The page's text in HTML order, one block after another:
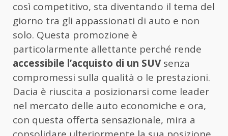
così competitivo, sta diventando il tema del
giorno tra gli appassionati di auto e non
solo. Questa promozione è
particolarmente allettante perché rende
accessibile l’acquisto di un SUVsenza
compromessi sulla qualità o le prestazioni.
Dacia è riuscita a posizionarsi come leader
nel mercato delle auto economiche e ora,
con questa offerta sensazionale, mira a